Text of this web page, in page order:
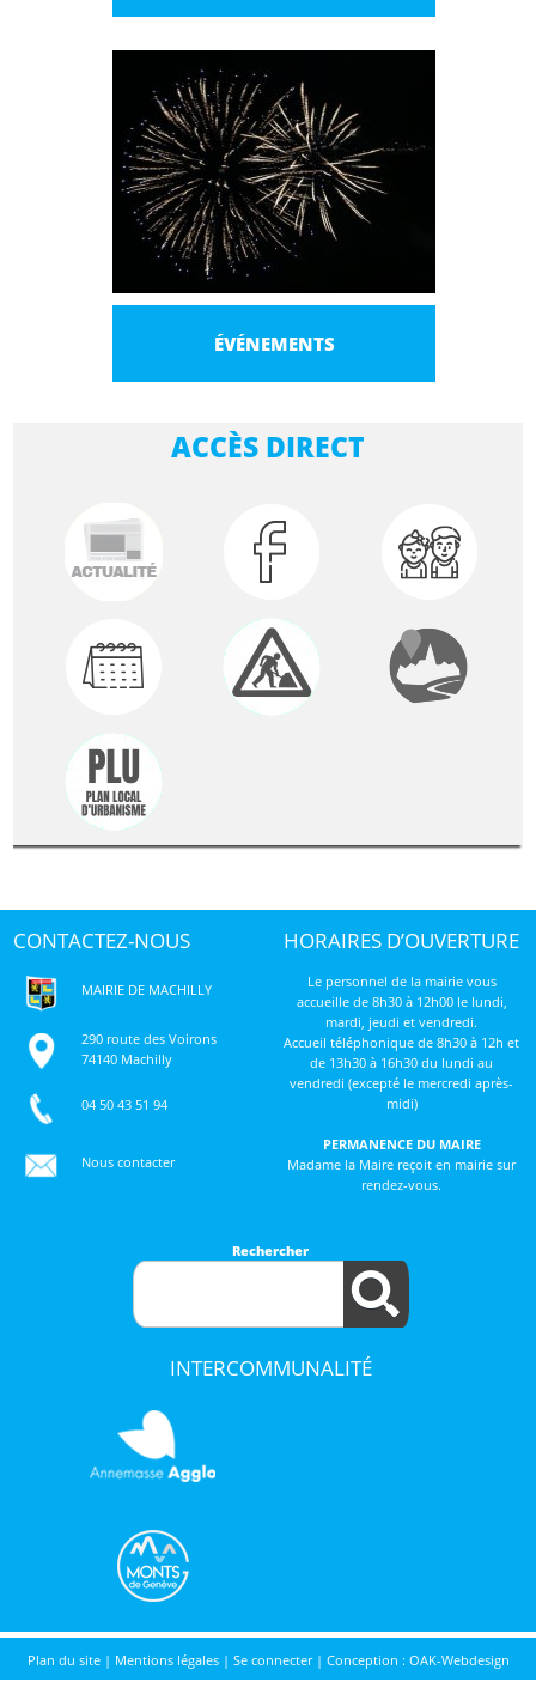
ÉVÉNEMENTS
ACCÈS DIRECT
CONTACTEZ-NOUS
MAIRIE DE MACHILLY
290 route des Voirons
74140 Machilly
04 50 43 51 94
Nous contacter
HORAIRES D’OUVERTURE
Le personnel de la mairie vous
accueille de 8h30 à 12h00 le lundi,
mardi, jeudi et vendredi.
Accueil téléphonique de 8h30 à 12h et
de 13h30 à 16h30 du lundi au
vendredi (excepté le mercredi après-
midi)
PERMANENCE DU MAIRE
Madame la Maire reçoit en mairie sur
rendez-vous.
Rechercher
INTERCOMMUNALITÉ
Plan du site| Mentions légales| Se connecter| Conception : OAK-Webdesign